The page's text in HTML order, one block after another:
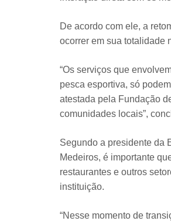
De acordo com ele, a
ocorrer em sua totalidade
“Os serviços que
pesca esportiva, só
atestada pela Fundação
comunidades locais”,
Segundo a presidente da
Medeiros, é importante
restaurantes e outros
instituição.
“Nesse momento de